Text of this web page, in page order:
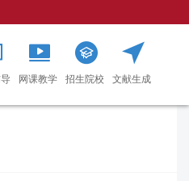
网课教学 招生院校
文献生成